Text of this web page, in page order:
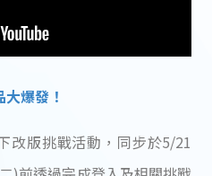
爆發！
改版挑戰活動，同步於5/21